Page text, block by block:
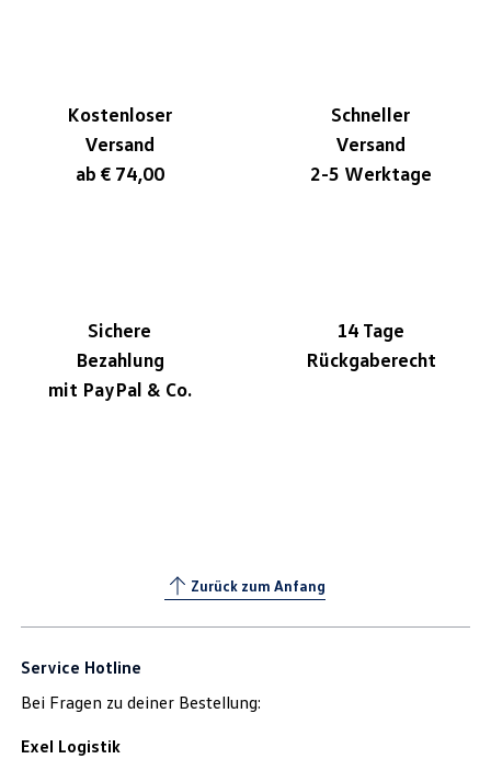
Kostenloser
Versand
ab € 74,00
Schneller
Versand
2-5 Werktage
Sichere
Bezahlung
mit PayPal & Co.
14 Tage
Rückgaberecht
Zurück zum Anfang
Service Hotline
Bei Fragen zu deiner Bestellung:
Exel Logistik